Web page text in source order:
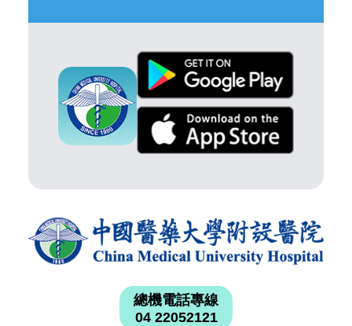
總機電話專線
04 22052121